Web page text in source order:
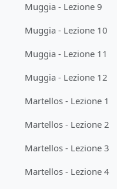
Muggia - Lezione 9
Muggia - Lezione 10
Muggia - Lezione 11
Muggia - Lezione 12
Martellos - Lezione 1
Martellos - Lezione 2
Martellos - Lezione 3
Martellos - Lezione 4